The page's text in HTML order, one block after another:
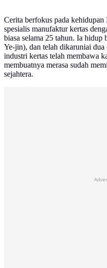
Cerita berfokus pada
spesialis manufaktur kertas
biasa selama 25 tahun. Ia
Ye-jin), dan telah dikaruniai dua
industri kertas telah membawa
membuatnya merasa sudah
sejahtera.